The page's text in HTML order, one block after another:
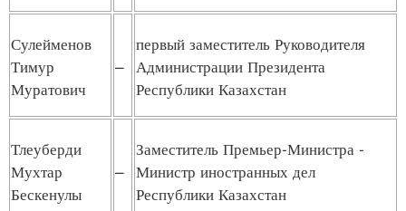
Сулейменов
Тимур
Муратович
–
первый заместитель Руководителя
Администрации Президента
Республики Казахстан
Тлеуберди
Мухтар
Бескенулы
–
Заместитель Премьер-Министра -
Министр иностранных дел
Республики Казахстан